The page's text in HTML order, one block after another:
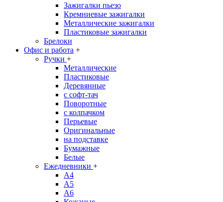
Зажигалки пьезо
Кремниевые зажигалки
Металлические зажигалки
Пластиковые зажигалки
Брелоки
Офис и работа +
Ручки +
Металлические
Пластиковые
Деревянные
с софт-тач
Поворотные
с колпачком
Перьевые
Оригинальные
на подставке
Бумажные
Белые
Ежедневники +
A4
A5
A6